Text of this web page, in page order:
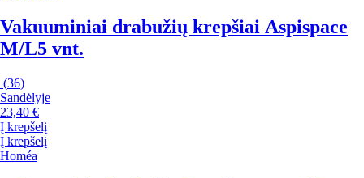
Vakuuminiai drabužių krepšiai Aspispace
M/L5 vnt.
(36)
Sandėlyje
23,40 €
Į krepšelį
Į krepšelį
Homéa